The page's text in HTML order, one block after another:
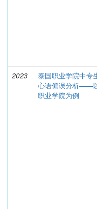
2023
泰国职业学院中专
心语偏误分析——
职业学院为例